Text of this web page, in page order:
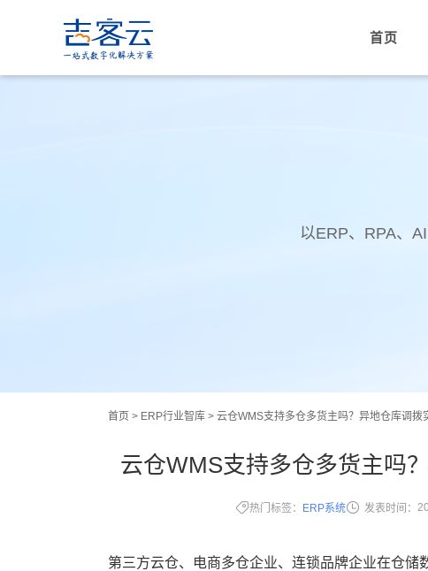
首页
以ERP、RPA、
首页 > ERP行业智库 > 云仓WMS支持多仓多货主吗？异地仓库调拨
云仓WMS支持多仓多货主吗
热门标签： ERP系统 发表时间：
第三方云仓、电商多仓企业、连锁品牌企业在仓储